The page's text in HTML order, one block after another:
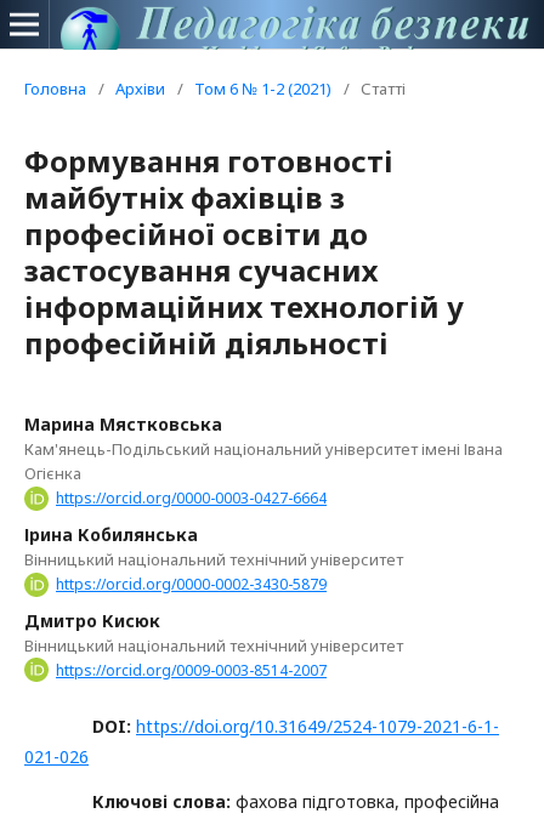
Головна / Архіви / Том 6 № 1-2 (2021) / Статті
Формування готовності
майбутніх фахівців з
професійної освіти до
застосування сучасних
інформаційних технологій у
професійній діяльності
Марина Мястковська
Кам'янець-Подільський національний університет імені Івана
Огієнка
https://orcid.org/0000-0003-0427-6664
Ірина Кобилянська
Вінницький національний технічний університет
https://orcid.org/0000-0002-3430-5879
Дмитро Кисюк
Вінницький національний технічний університет
https://orcid.org/0009-0003-8514-2007
DOI: https://doi.org/10.31649/2524-1079-2021-6-1-
021-026
Ключові слова: фахова підготовка, професійна